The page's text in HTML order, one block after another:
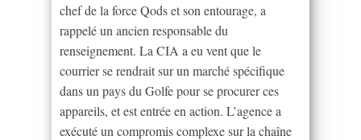
chef de la force Qods et son entourage, a
rappelé un ancien responsable du
renseignement. La CIA a eu vent que le
courrier se rendrait sur un marché spécifique
dans un pays du Golfe pour se procurer ces
appareils, et est entrée en action. L’agence a
exécuté un compromis complexe sur la chaîne